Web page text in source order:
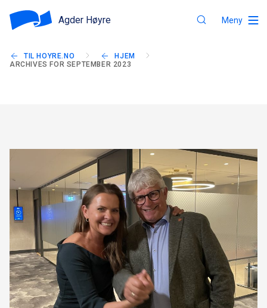
Agder Høyre Meny
TIL HOYRE.NO
HJEM
ARCHIVES FOR SEPTEMBER 2023